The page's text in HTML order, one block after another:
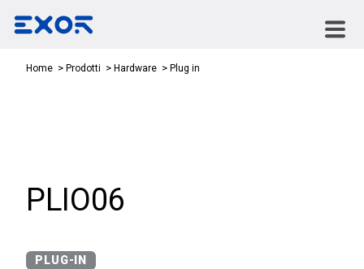
Home Prodotti Hardware Plug in
PLIO06
PLUG-IN